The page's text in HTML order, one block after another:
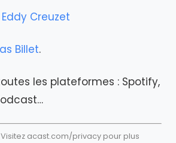
Eddy Creuzet
Billet.
les plateformes : Spotify,
acast.com/privacy pour plus